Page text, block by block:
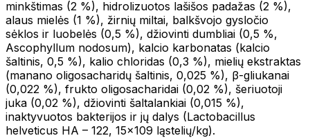
minkštimas (2 %), hidrolizuotos lašišos padažas (2 %),
alaus mielės (1 %), žirnių miltai, balkšvojo gysločio
sėklos ir luobelės (0,5 %), džiovinti dumbliai (0,5 %,
Ascophyllum nodosum), kalcio karbonatas (kalcio
šaltinis, 0,5 %), kalio chloridas (0,3 %), mielių ekstraktas
(manano oligosacharidų šaltinis, 0,025 %), β-gliukanai
(0,022 %), frukto oligosacharidai (0,02 %), šeriuotoji
juka (0,02 %), džiovinti šaltalankiai (0,015 %),
inaktyvuotos bakterijos ir jų dalys (Lactobacillus
helveticus HA – 122, 15x109 ląstelių/kg).